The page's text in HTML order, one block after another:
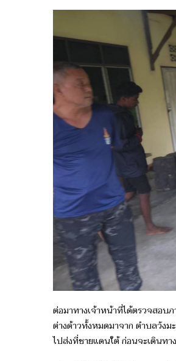
ต่อมาทางเจ้าหน้าที่ได้ตรวจสอบ
ต่างด้าวทั้งหมดมาจาก ตำบลวัง
ไปส่งที่ชายแดนใต้ ก่อนจะเดินทา